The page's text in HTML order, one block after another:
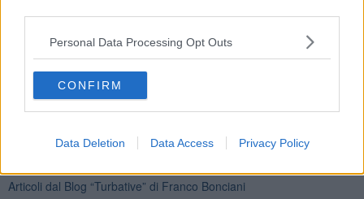
Personal Data Processing Opt Outs
CONFIRM
Data Deletion Data Access Privacy Policy
Se vuoi leggere le notizie principali della Toscana iscriviti alla
Newsletter QUInews - ToscanaMedia.
alle 20:00 direttamente nella tua casella di posta.
Ti potrebbe interessare anche:
Articoli dal Blog “Turbative” di Franco Bonciani